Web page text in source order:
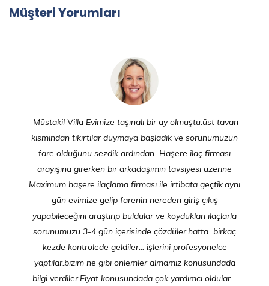
Müşteri Yorumları
Müstakil Villa Evimize taşınalı bir ay olmuştu.üst tavan
kısmından tıkırtılar duymaya başladık ve sorunumuzun
fare olduğunu sezdik ardından Haşere ilaç firması
arayışına girerken bir arkadaşımın tavsiyesi üzerine
Maximum haşere ilaçlama firması ile irtibata geçtik.aynı
gün evimize gelip farenin nereden giriş çıkış
yapabileceğini araştırıp buldular ve koydukları ilaçlarla
sorunumuzu 3-4 gün içerisinde çözdüler.hatta birkaç
kezde kontrolede geldiler... işlerini profesyonelce
yaptılar.bizim ne gibi önlemler almamız konusundada
bilgi verdiler.Fiyat konusundada çok yardımcı oldular…